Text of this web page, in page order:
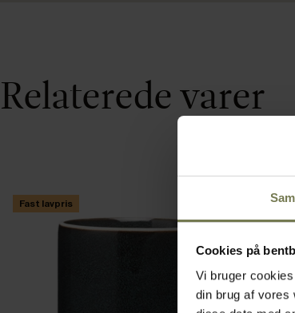
Cookies på
Vi bruger
din brug af vores
Relaterede varer
Fast lavpris